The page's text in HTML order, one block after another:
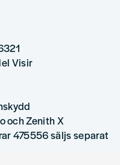
Visir
och Zenith X
475556 säljs separat